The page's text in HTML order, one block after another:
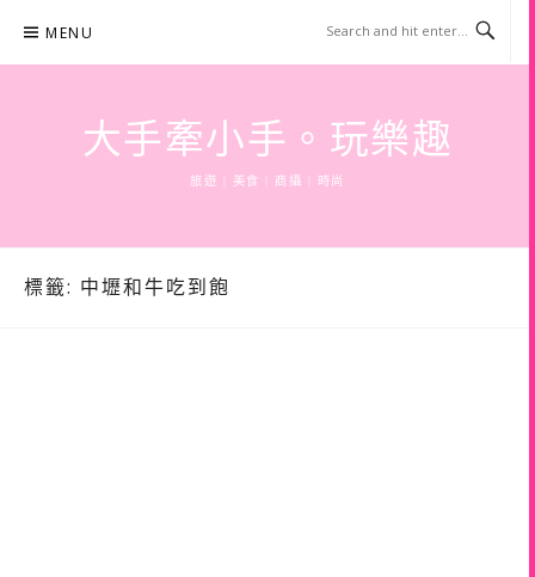
content
MENU
大手牽小手。玩樂趣
旅遊 | 美食 | 商攝 | 時尚
標籤: 中壢和牛吃到飽